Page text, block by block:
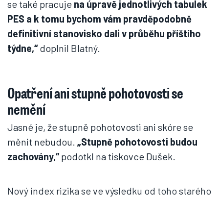
se také pracuje na úpravě jednotlivých tabulek
PES a k tomu bychom vám pravděpodobně
definitivní stanovisko dali v průběhu příštího
týdne,“doplnil Blatný.
Opatření ani stupně pohotovosti se
nemění
Jasné je, že stupně pohotovosti ani skóre se
měnit nebudou. „Stupně pohotovosti budou
zachovány,“podotkl na tiskovce Dušek.
Nový index rizika se ve výsledku od toho starého